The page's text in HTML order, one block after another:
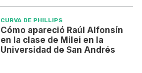
CURVA DE PHILLIPS
Cómo apareció Raúl Alfonsín
en la clase de Milei en la
Universidad de San Andrés